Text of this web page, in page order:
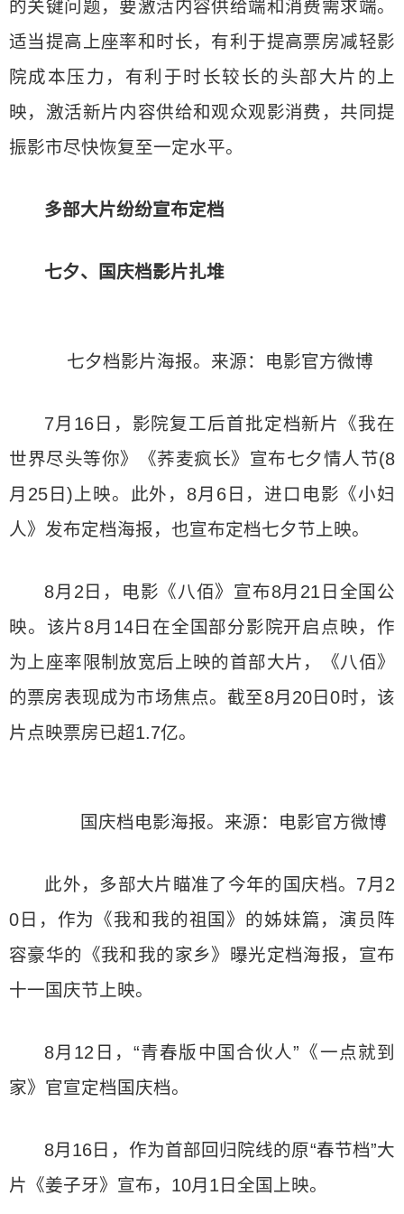
的关键问题，要激活内容供给端和消费需求端。
适当提高上座率和时长，有利于提高票房减轻影
院成本压力，有利于时长较长的头部大片的上
映，激活新片内容供给和观众观影消费，共同提
振影市尽快恢复至一定水平。
多部大片纷纷宣布定档
七夕、国庆档影片扎堆
七夕档影片海报。来源：电影官方微博
7月16日，影院复工后首批定档新片《我在
世界尽头等你》《荞麦疯长》宣布七夕情人节(8
月25日)上映。此外，8月6日，进口电影《小妇
人》发布定档海报，也宣布定档七夕节上映。
8月2日，电影《八佰》宣布8月21日全国公
映。该片8月14日在全国部分影院开启点映，作
为上座率限制放宽后上映的首部大片，《八佰》
的票房表现成为市场焦点。截至8月20日0时，该
片点映票房已超1.7亿。
国庆档电影海报。来源：电影官方微博
此外，多部大片瞄准了今年的国庆档。7月2
0日，作为《我和我的祖国》的姊妹篇，演员阵
容豪华的《我和我的家乡》曝光定档海报，宣布
十一国庆节上映。
8月12日，“青春版中国合伙人”《一点就到
家》官宣定档国庆档。
8月16日，作为首部回归院线的原“春节档”大
片《姜子牙》宣布，10月1日全国上映。